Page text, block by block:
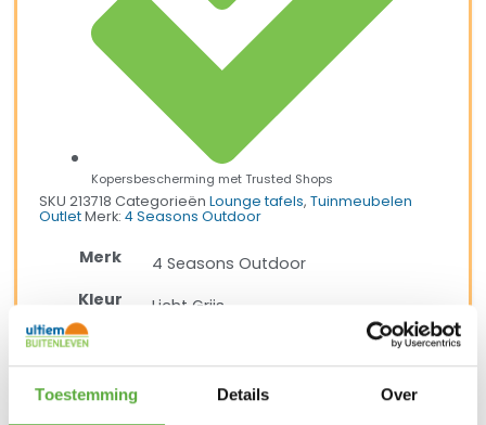
Toestemming Details Over
Kopersbescherming met Trusted Shops
SKU213718Categorieën Lounge tafels,Tuinmeubelen
Outlet Merk:4 Seasons Outdoor
Merk
4 Seasons Outdoor
Kleur
Licht Grijs
Materiaal
Materiaal 2